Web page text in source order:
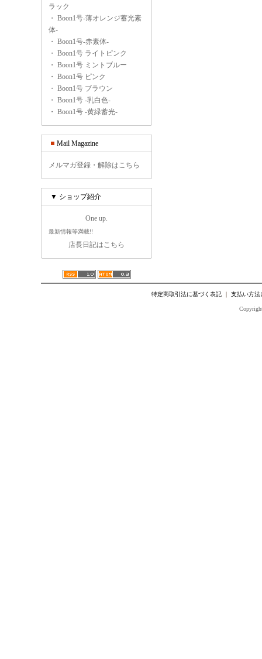
ラック
・ Boon1号-薄オレンジ蓄光素
体-
・ Boon1号-赤素体-
・ Boon1号 ライトピンク
・ Boon1号 ミントブルー
・ Boon1号 ピンク
・ Boon1号 ブラウン
・ Boon1号 -乳白色-
・ Boon1号 -黄緑蓄光-
Mail Magazine
メルマガ登録・解除はこちら
▼ ショップ紹介
One up.
最新情報等満載!!
店長日記はこちら
特定商取引法に基づく表記｜ 支払い方法